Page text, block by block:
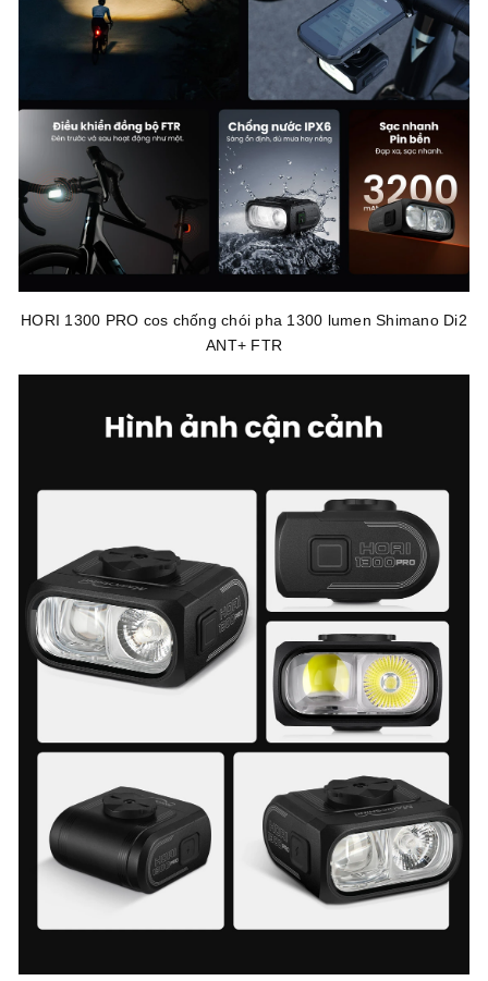
HORI 1300 PRO cos chống chói pha 1300 lumen Shimano Di2
ANT+ FTR